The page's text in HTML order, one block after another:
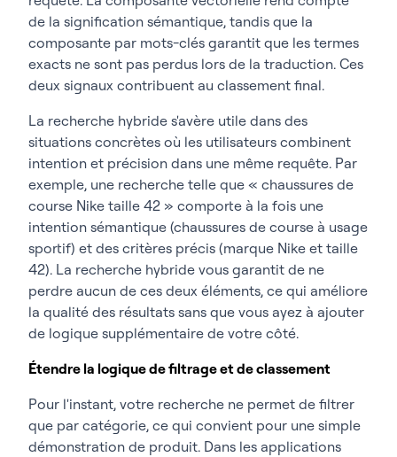
de la signification sémantique, tandis que la
composante par mots-clés garantit que les termes
exacts ne sont pas perdus lors de la traduction. Ces
deux signaux contribuent au classement final.
La recherche hybride s'avère utile dans des
situations concrètes où les utilisateurs combinent
intention et précision dans une même requête. Par
exemple, une recherche telle que « chaussures de
course Nike taille 42 » comporte à la fois une
intention sémantique (chaussures de course à usage
sportif) et des critères précis (marque Nike et taille
42). La recherche hybride vous garantit de ne
perdre aucun de ces deux éléments, ce qui améliore
la qualité des résultats sans que vous ayez à ajouter
de logique supplémentaire de votre côté.
Étendre la logique de filtrage et de classement
Pour l'instant, votre recherche ne permet de filtrer
que par catégorie, ce qui convient pour une simple
démonstration de produit. Dans les applications